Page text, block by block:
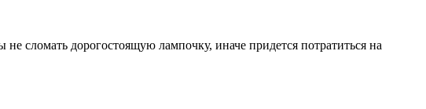
сломать дорогостоящую лампочку, иначе придется потратиться на